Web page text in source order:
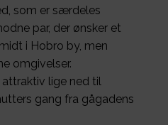
som er særdeles
par, der ønsker et
i Hobro by, men
omgivelser.
lige ned til
gang fra gågadens